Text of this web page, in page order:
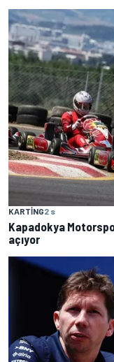
KARTING2 s
Kapadokya
açıyor